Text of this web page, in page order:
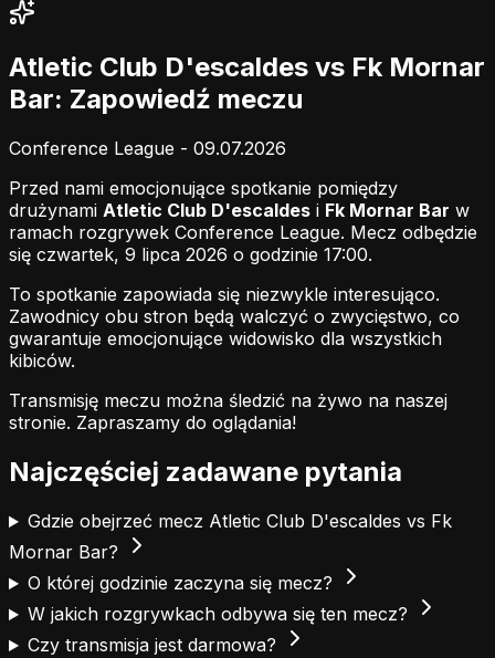
Atletic Club D'escaldes vs Fk Mornar
Bar: Zapowiedź meczu
Conference League - 09.07.2026
Przed nami emocjonujące spotkanie pomiędzy
drużynami Atletic Club D'escaldes i Fk Mornar Bar w
ramach rozgrywek Conference League. Mecz odbędzie
się czwartek, 9 lipca 2026 o godzinie 17:00.
To spotkanie zapowiada się niezwykle interesująco.
Zawodnicy obu stron będą walczyć o zwycięstwo, co
gwarantuje emocjonujące widowisko dla wszystkich
kibiców.
Transmisję meczu można śledzić na żywo na naszej
stronie. Zapraszamy do oglądania!
Najczęściej zadawane pytania
Gdzie obejrzeć mecz Atletic Club D'escaldes vs Fk
Mornar Bar?
O której godzinie zaczyna się mecz?
W jakich rozgrywkach odbywa się ten mecz?
Czy transmisja jest darmowa?